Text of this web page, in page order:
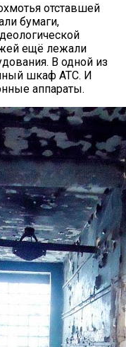
отставшей
бумаги,
ещё лежали
В одной из
шкаф АТС. И
аппараты.